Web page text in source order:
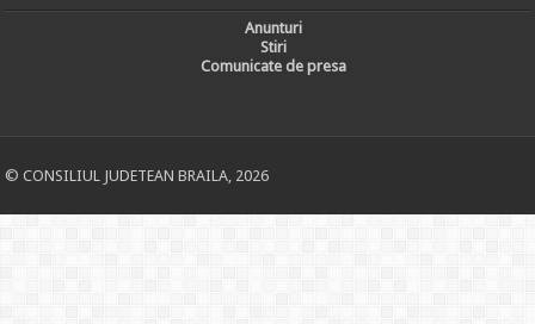
Anunturi
Stiri
Comunicate de presa
© CONSILIUL JUDETEAN BRAILA, 2026